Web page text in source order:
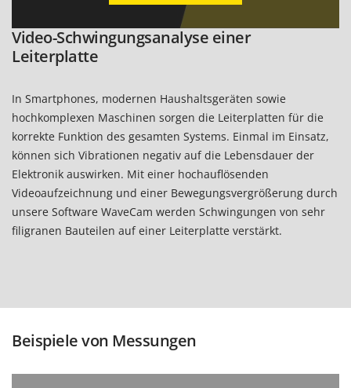
Video-Schwingungsanalyse einer
Leiterplatte
In Smartphones, modernen Haushaltsgeräten sowie
hochkomplexen Maschinen sorgen die Leiterplatten für die
korrekte Funktion des gesamten Systems. Einmal im Einsatz,
können sich Vibrationen negativ auf die Lebensdauer der
Elektronik auswirken. Mit einer hochauflösenden
Videoaufzeichnung und einer Bewegungsvergrößerung durch
unsere Software WaveCam werden Schwingungen von sehr
filigranen Bauteilen auf einer Leiterplatte verstärkt.
Beispiele von Messungen